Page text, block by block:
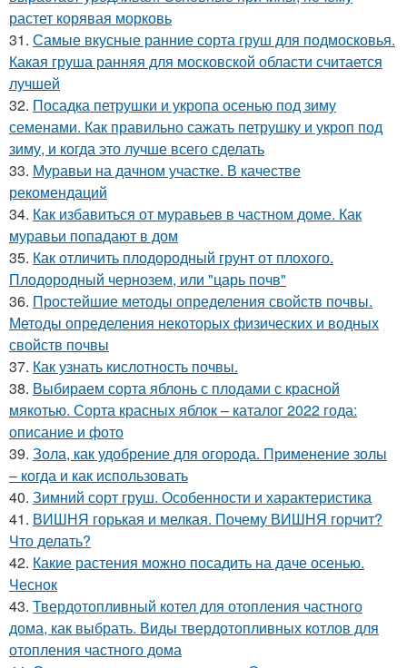
растет корявая морковь
31. Самые вкусные ранние сорта груш для подмосковья.
Какая груша ранняя для московской области считается
лучшей
32. Посадка петрушки и укропа осенью под зиму
семенами. Как правильно сажать петрушку и укроп под
зиму, и когда это лучше всего сделать
33. Муравьи на дачном участке. В качестве
рекомендаций
34. Как избавиться от муравьев в частном доме. Как
муравьи попадают в дом
35. Как отличить плодородный грунт от плохого.
Плодородный чернозем, или "царь почв"
36. Простейшие методы определения свойств почвы.
Методы определения некоторых физических и водных
свойств почвы
37. Как узнать кислотность почвы.
38. Выбираем сорта яблонь с плодами с красной
мякотью. Сорта красных яблок – каталог 2022 года:
описание и фото
39. Зола, как удобрение для огорода. Применение золы
– когда и как использовать
40. Зимний сорт груш. Особенности и характеристика
41. ВИШНЯ горькая и мелкая. Почему ВИШНЯ горчит?
Что делать?
42. Какие растения можно посадить на даче осенью.
Чеснок
43. Твердотопливный котел для отопления частного
дома, как выбрать. Виды твердотопливных котлов для
отопления частного дома